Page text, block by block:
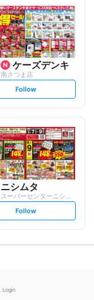
l
o
w
ケーズデンキ
南さつま店
s
l
o
w
Follow
ニシムタ
スーパーセンターニシムタ 加世田店
s
l
Follow
Login